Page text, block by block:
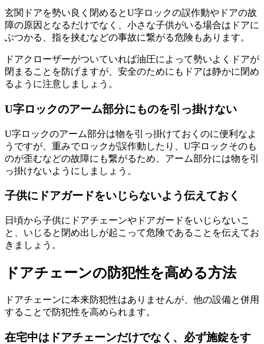
玄関ドアを勢い良く閉めるとU字ロックの誤作動やドアの故
障の原因となるだけでなく、小さな子供がいる場合はドアに
ぶつかる、指を挟むなどの事故に繋がる危険もあります。
ドアクローザーがついていれば油圧によって勢いよくドアが
閉まることを防げますが、安全のためにもドアは静かに閉め
るように注意しましょう。
U字ロックのアーム部分にものを引っ掛けない
U字ロックのアーム部分は物を引っ掛けておくのに便利なよ
うですが、重みでロックが誤作動したり、U字ロックそのも
のが歪むなどの故障にも繋がるため、アーム部分には物を引
っ掛けないようにしましょう。
子供にドアガードをいじらないよう伝えておく
日頃から子供にドアチェーンやドアガードをいじらないこ
と、いじると閉め出しが起こって危険であることを伝えてお
きましょう。
ドアチェーンの防犯性を高める方法
ドアチェーンに本来防犯性はありませんが、他の設備と併用
することで防犯性を高められます。
在宅中はドアチェーンだけでなく、必ず施錠をす